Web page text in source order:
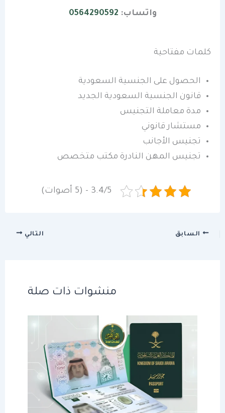
واتساب: 0564290592
كلمات مفتاحية
الحصول على الجنسية السعودية
قانون الجنسية السعودية الجديد
مدة معاملة التجنيس
مستشار قانوني
تجنيس الأجانب
تجنيس المهن النادرة مكتب متخصص
3.4/5 - (5 أصوات)
السابق التالي
منشوات ذات صلة